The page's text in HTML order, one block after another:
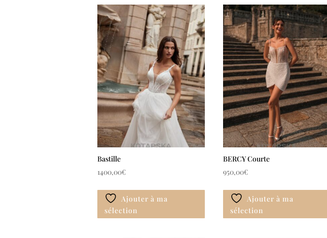
popularité
Bastille
1400,00€
Ajouter à ma
sélection
BERCY Courte
950,00€
Ajouter à ma
sélection